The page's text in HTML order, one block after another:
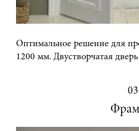
Оптимальное решение для
1200 мм. Двустворчатая
03